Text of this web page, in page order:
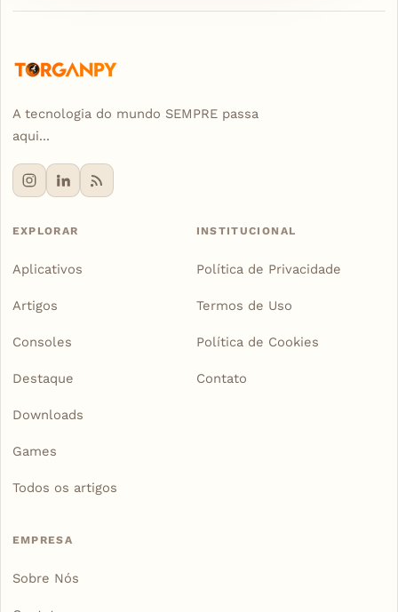
A tecnologia do mundo SEMPRE passa
aqui...
EXPLORAR
Aplicativos
Artigos
Consoles
Destaque
Downloads
Games
Todos os artigos
INSTITUCIONAL
Política de Privacidade
Termos de Uso
Política de Cookies
Contato
EMPRESA
Sobre Nós